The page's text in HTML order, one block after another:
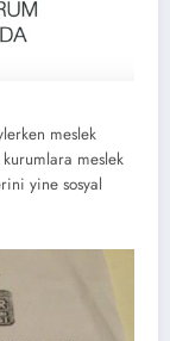
meslek
meslek
yine sosyal